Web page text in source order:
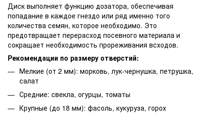
Диск выполняет функцию дозатора, обеспечивая
попадание в каждое гнездо или ряд именно того
количества семян, которое необходимо. Это
предотвращает перерасход посевного материала и
сокращает необходимость прореживания всходов.
Рекомендации по размеру отверстий:
Мелкие (от 2 мм): морковь, лук-чернушка, петрушка,
салат
Средние: свекла, огурцы, томаты
Крупные (до 18 мм): фасоль, кукуруза, горох